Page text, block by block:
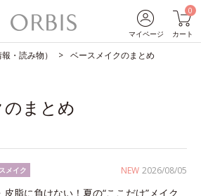
マイページ
0
カート
・読み物） ベースメイクのまとめ
まとめ
NEW 2026/08/05
メイク
皮脂に負けない！夏の“ここだけ”メイク